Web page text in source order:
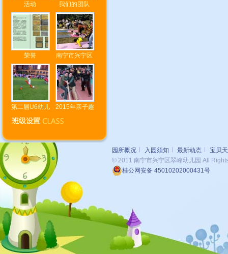
活动 我们的团队
荣誉 南宁市兴宁区
第二届U6幼儿 2015年亲子趣
园所概况 入园须知 最新动态
宝贝
© 2011 南宁市兴宁区翠峰幼儿园 All
桂公网安备 45010202000431号